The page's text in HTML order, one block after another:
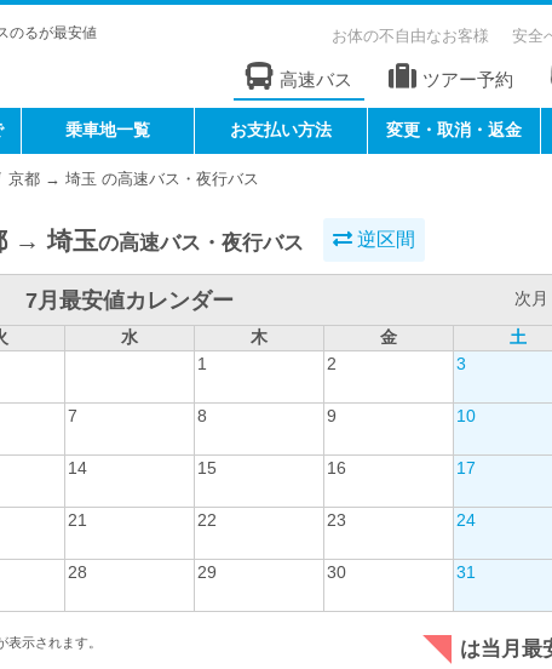
のるが最安値 お体の不自由なお客様 安全
高速バス ツアー予約
乗車地一覧 お支払い方法 変更・取消・返金
京都 → 埼玉 の高速バス・夜行バス
→ 埼玉の高速バス・夜行バス 逆区間
7月最安値カレンダー
次月
水 木 金
土
1
2 3
7 8 9 10
14 15 16 17
21 22 23 24
28 29 30 31
示されます。 は当月最